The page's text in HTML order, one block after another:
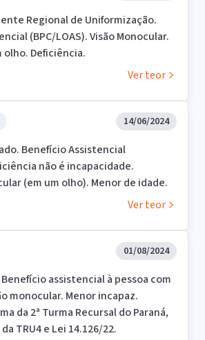
Regional de Uniformização.
(BPC/LOAS). Visão Monocular.
olho. Deficiência.
Ver teor
14/06/2024
Benefício Assistencial
não é incapacidade.
(em um olho). Menor de idade.
Ver teor
01/08/2024
assistencial à pessoa com
monocular. Menor incapaz.
da 2ª Turma Recursal do Paraná,
TRU4 e Lei 14.126/22.